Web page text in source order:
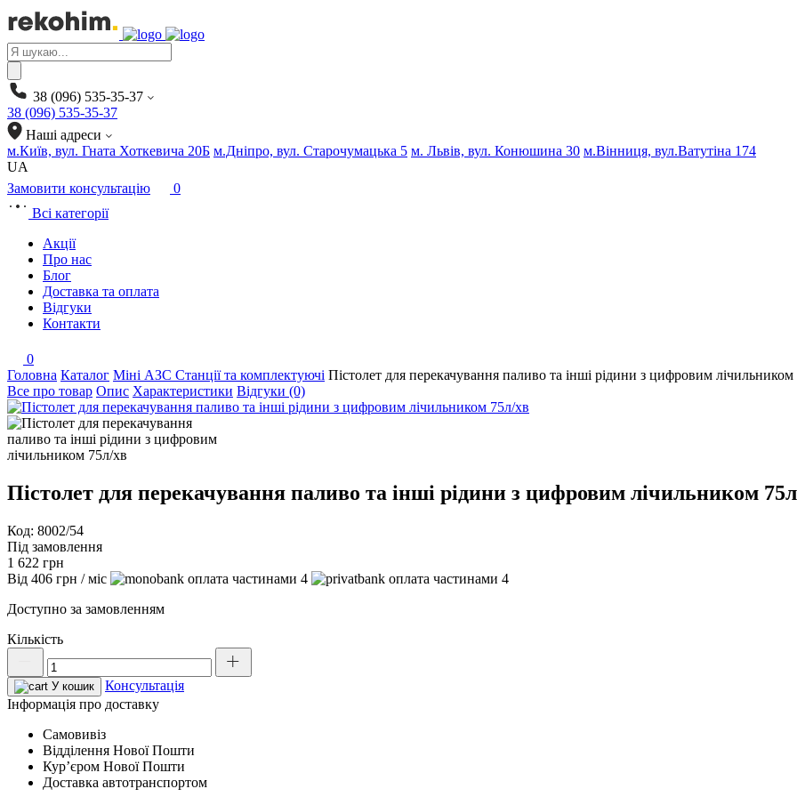
Products
search
38 (096) 535-35-37
38 (096) 535-35-37
Наші адреси
м.Київ, вул. Гната Хоткевича 20Б м.Дніпро, вул. Старочумацька 5 м. Львів, вул. Конюшина 30 м.Вінниця, вул.Ватутіна 174
UA
Замовити консультацію
0
Всі категорії
Акції
Про нас
Блог
Доставка та оплата
Відгуки
Контакти
0
Головна Каталог Міні АЗС Станції та комплектуючі Пістолет для перекачування паливо та інші рідини з цифровим
Все про товар Опис Характеристики Відгуки (0)
Пістолет для перекачування паливо та інші рідини з цифровим лічильником
Код: 8002/54
Під замовлення
1 622 грн
Від 406 грн / міс 4
4
Доступно за замовленням
Кількість
для
перекачування
паливо
інші
рідини
з
цифровим
У кошик
Консультація
Інформація про доставку
Самовивіз
Відділення Нової Пошти
Курʼєром Нової Пошти
Доставка автотранспортом